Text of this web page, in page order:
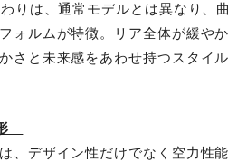
りは、通常モデルとは異なり、曲
ォルムが特徴。リア全体が緩やか
さと未来感をあわせ持つスタイル
、デザイン性だけでなく空力性能